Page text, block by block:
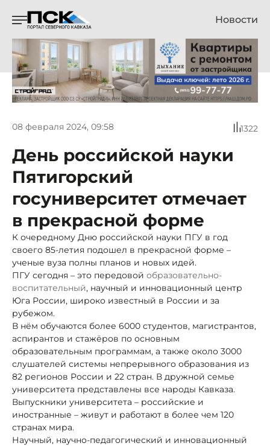
Новости
08 февраля 2024, 09:58 1322
День российской науки
Пятигорский
госуниверситет отмечает
в прекрасной форме
К очередному Дню российской науки ПГУ в год
своего 85-летия подошел в прекрасной форме –
ученые вуза полны планов и новых идей.
ПГУ сегодня – это передовой образовательно-
воспитательный, научный и инновационный центр
Юга России, широко известный в России и за
рубежом.
В нём обучаются более 6000 студентов, магистрантов,
аспирантов и стажёров по основным
образовательным программам, а также около 3000
слушателей системы непрерывного образования из
82 регионов России и 22 стран. В дружной семье
университета представлены все народы Кавказа.
Выпускники университета – российские и
иностранные – живут и работают в более чем 120
странах мира.
Научный, научно-педагогический и инновационный